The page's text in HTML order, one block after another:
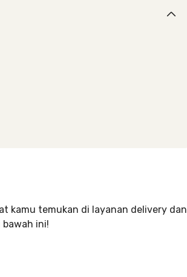
kamu temukan di layanan delivery dan
bawah ini!